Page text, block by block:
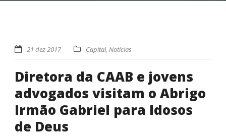
21 dez 2017 Capital, Notícias
Diretora da CAAB e jovens
advogados visitam o Abrigo
Irmão Gabriel para Idosos
de Deus